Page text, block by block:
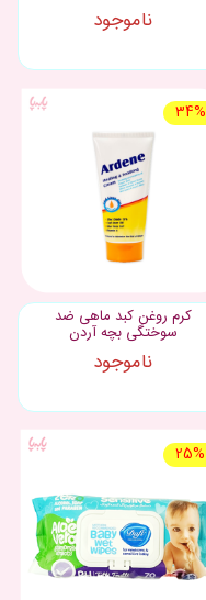
ناموجود
34%
كرم روغن کبد ماهی ضد
سوختگی بچه آردن
ناموجود
25%